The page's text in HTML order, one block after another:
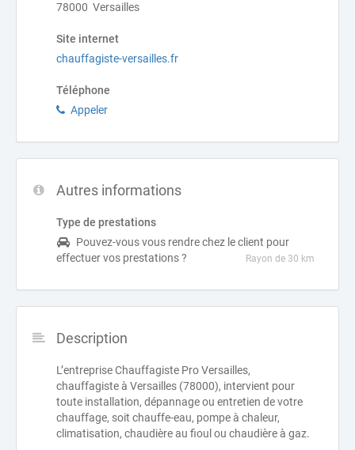
78000 Versailles
Site internet
chauffagiste-versailles.fr
Téléphone
Appeler
Autres informations
Type de prestations
Pouvez-vous vous rendre chez le client pour
effectuer vos prestations ?
Rayon de 30 km
Description
L’entreprise Chauffagiste Pro Versailles,
chauffagiste à Versailles (78000), intervient pour
toute installation, dépannage ou entretien de votre
chauffage, soit chauffe-eau, pompe à chaleur,
climatisation, chaudière au fioul ou chaudière à gaz.